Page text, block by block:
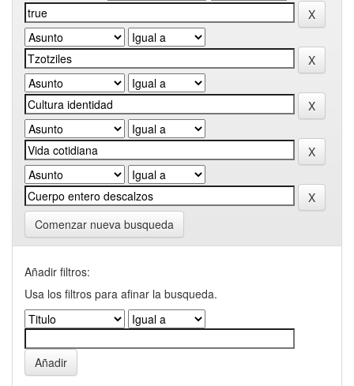
Comenzar nueva busqueda
Añadir filtros:
Usa los filtros para afinar la busqueda.